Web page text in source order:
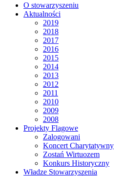
O stowarzyszeniu
Aktualności
2019
2018
2017
2016
2015
2014
2013
2012
2011
2010
2009
2008
Projekty Flagowe
Zalogowani
Koncert Charytatywny
Zostań Wirtuozem
Konkurs Historyczny
Władze Stowarzyszenia